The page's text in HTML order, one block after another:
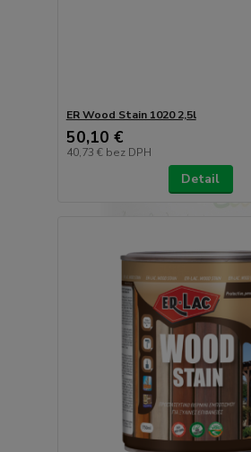
ER Wood Stain 1020 2,5l
50,10 €
40,73 € bez DPH
Detail